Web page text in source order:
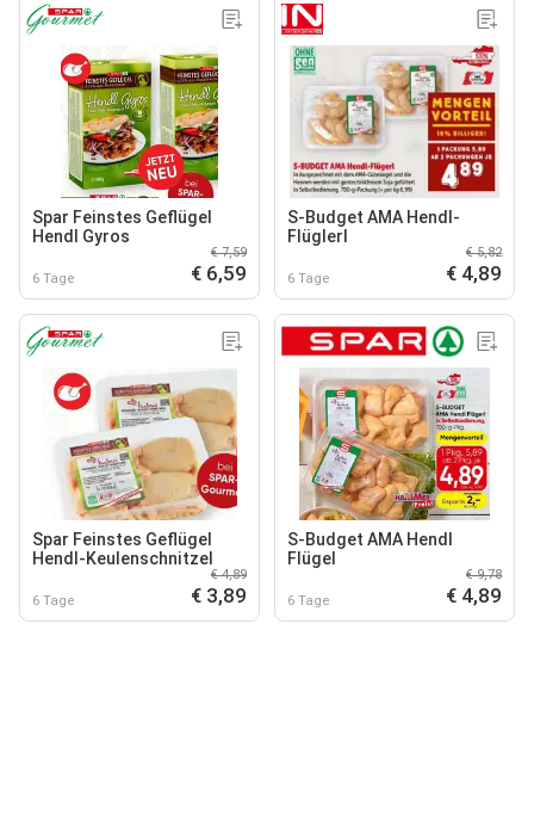
Spar Feinstes Geflügel
Hendl Gyros
6 Tage
€ 7,59
€ 6,59
S-Budget AMA Hendl-
Flüglerl
6 Tage
€ 5,82
€ 4,89
Spar Feinstes Geflügel
Hendl-Keulenschnitzel
6 Tage
€ 4,89
€ 3,89
S-Budget AMA Hendl
Flügel
6 Tage
€ 9,78
€ 4,89